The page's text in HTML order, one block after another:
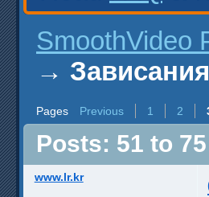
SmoothVideo
→
Pages Previous 1 2
Posts: 51 to
www.lr.kr